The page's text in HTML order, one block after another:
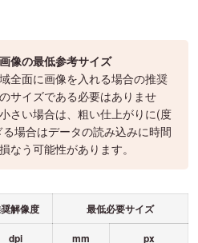
像の最低参考サイズ
全面に画像を入れる場合の推奨
サイズである必要はありませ
さい場合は、粗い仕上がりに(度
場合はデータの読み込みに時間
なう可能性があります。
解像度 最低必要サイズ
dpi mm px